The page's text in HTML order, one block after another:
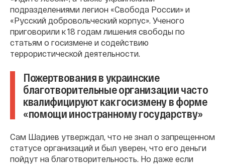
подразделениями легион «Свобода России» и
«Русский добровольческий корпус». Ученого
приговорили к 18 годам лишения свободы по
статьям о госизмене и содействию
террористической деятельности.
Пожертвования в украинские
благотворительные организации часто
квалифицируют как госизмену в форме
«помощи иностранному государству»
Сам Шадиев утверждал, что не знал о запрещенном
статусе организаций и был уверен, что его деньги
пойдут на благотворительность. Но даже если